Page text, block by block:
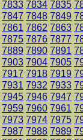
7833 7834 7835
7847 7848 7849
7861 7862 7863
7875 7876 7877
7889 7890 7891
7903 7904 7905
7917 7918 7919
7931 7932 7933
7945 7946 7947
7959 7960 7961
7973 7974 7975
7987 7988 7989